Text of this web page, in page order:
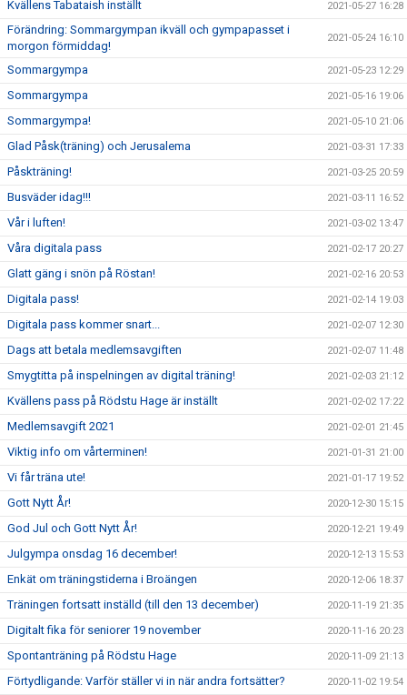
Kvällens Tabataish inställt 2021-05-27 16:28
Förändring: Sommargympan ikväll och gympapasset i
morgon förmiddag!
2021-05-24 16:10
Sommargympa 2021-05-23 12:29
Sommargympa 2021-05-16 19:06
Sommargympa! 2021-05-10 21:06
Glad Påsk(träning) och Jerusalema 2021-03-31 17:33
Påskträning! 2021-03-25 20:59
Busväder idag!!! 2021-03-11 16:52
Vår i luften! 2021-03-02 13:47
Våra digitala pass 2021-02-17 20:27
Glatt gäng i snön på Röstan! 2021-02-16 20:53
Digitala pass! 2021-02-14 19:03
Digitala pass kommer snart... 2021-02-07 12:30
Dags att betala medlemsavgiften 2021-02-07 11:48
Smygtitta på inspelningen av digital träning! 2021-02-03 21:12
Kvällens pass på Rödstu Hage är inställt 2021-02-02 17:22
Medlemsavgift 2021 2021-02-01 21:45
Viktig info om vårterminen! 2021-01-31 21:00
Vi får träna ute! 2021-01-17 19:52
Gott Nytt År! 2020-12-30 15:15
God Jul och Gott Nytt År! 2020-12-21 19:49
Julgympa onsdag 16 december! 2020-12-13 15:53
Enkät om träningstiderna i Broängen 2020-12-06 18:37
Träningen fortsatt inställd (till den 13 december) 2020-11-19 21:35
Digitalt fika för seniorer 19 november 2020-11-16 20:23
Spontanträning på Rödstu Hage 2020-11-09 21:13
Förtydligande: Varför ställer vi in när andra fortsätter? 2020-11-02 19:54